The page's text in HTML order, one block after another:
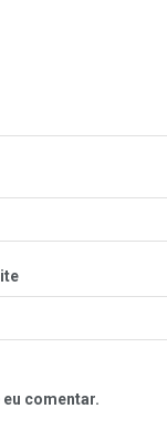
comentar.